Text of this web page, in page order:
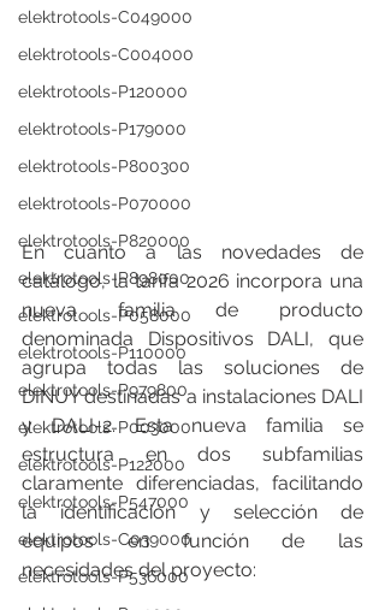
elektrotools-C049000
elektrotools-C004000
elektrotools-P120000
elektrotools-P179000
elektrotools-P800300
elektrotools-P070000
elektrotools-P820000
elektrotools-P898000
elektrotools-P058000
elektrotools-P110000
elektrotools-P979800
elektrotools-P003000
elektrotools-P122000
elektrotools-P547000
elektrotools-C039000
elektrotools-P536000
En cuanto a las novedades de
catálogo, la tarifa 2026 incorpora una
nueva familia de producto
denominada Dispositivos DALI, que
agrupa todas las soluciones de
DINUY destinadas a instalaciones DALI
y DALI-2. Esta nueva familia se
estructura en dos subfamilias
claramente diferenciadas, facilitando
la identificación y selección de
equipos en función de las
necesidades del proyecto: